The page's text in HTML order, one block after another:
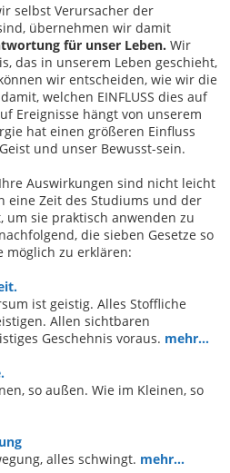
selbst Verursacher der
übernehmen wir damit
für unser Leben. Wir
das in unserem Leben geschieht,
wir entscheiden, wie wir die
welchen EINFLUSS dies auf
Ereignisse hängt von unserem
hat einen größeren Einfluss
und unser Bewusst-sein.
Auswirkungen sind nicht leicht
eine Zeit des Studiums und der
um sie praktisch anwenden zu
die sieben Gesetze so
möglich zu erklären:
ist geistig. Alles Stoffliche
Allen sichtbaren
Geschehnis voraus. mehr...
so außen. Wie im Kleinen, so
alles schwingt. mehr...